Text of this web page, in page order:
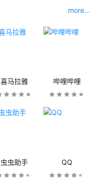
more...
喜马拉雅 哔哩哔哩
虫虫助手 QQ